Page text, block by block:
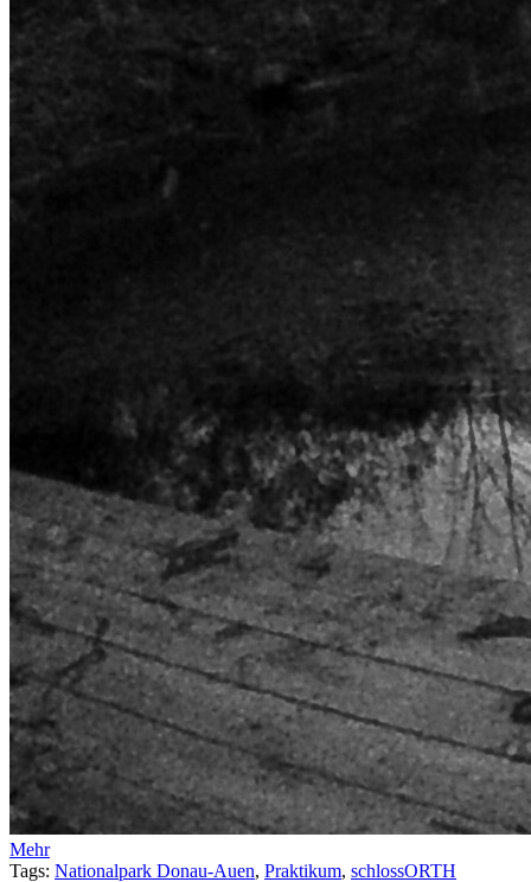
Mehr
Tags: Nationalpark Donau-Auen, Praktikum, schlossORTH